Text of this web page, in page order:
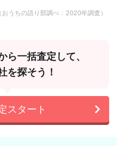
（おうちの語り部調べ：2020年調査）
ら一括査定して、
を探そう！
スタート